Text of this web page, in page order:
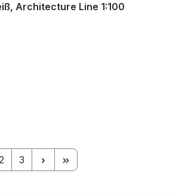
Architecture Line 1:100
Seite
3